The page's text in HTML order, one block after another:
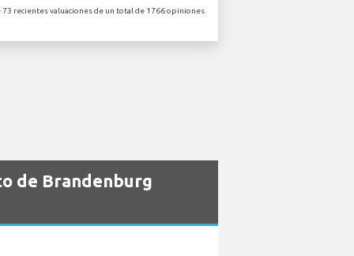
73 recientes valuaciones de un total de 1766 opiniones.
de Brandenburg